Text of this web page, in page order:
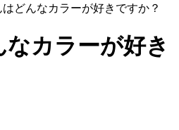
はどんなカラーが好きですか？
カラーが好き